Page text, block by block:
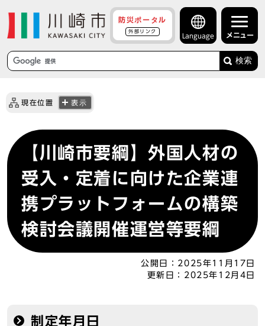
防災ポータル
外部リンク
Language メニュー
検索
現在位置 表示
【川崎市要綱】外国人材の
受入・定着に向けた企業連
携プラットフォームの構築
検討会議開催運営等要綱
公開日： 2025年11月17日
更新日： 2025年12月4日
制定年月日